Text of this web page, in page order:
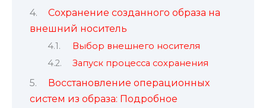
Сохранение созданного образа на
внешний носитель
Выбор внешнего носителя
Запуск процесса сохранения
Восстановление операционных
систем из образа: Подробное